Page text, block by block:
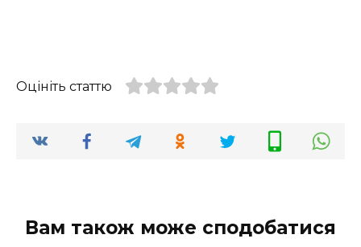
Оцініть статтю
Вам також може сподобатися